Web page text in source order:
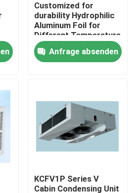
Customized for
durability Hydrophilic
Aluminum Foil for
Different Temperature
and Humidity
Requirements in Cold
Room Condensing Unit
Anfrage absenden
KCFV1P Series V
Cabin Condensing Unit